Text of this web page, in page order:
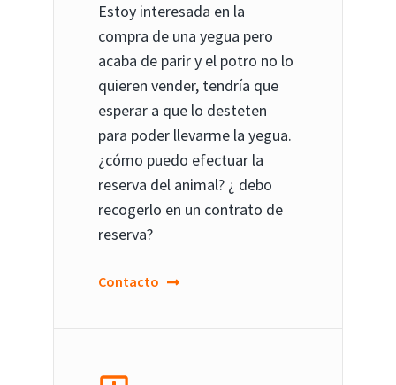
Estoy interesada en la
compra de una yegua pero
acaba de parir y el potro no lo
quieren vender, tendría que
esperar a que lo desteten
para poder llevarme la yegua.
¿cómo puedo efectuar la
reserva del animal? ¿ debo
recogerlo en un contrato de
reserva?
Contacto